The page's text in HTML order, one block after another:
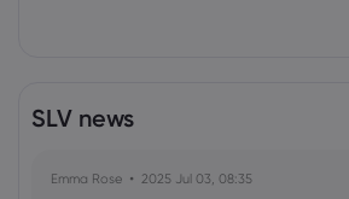
SLV news
Emma Rose 2025 Jul 03, 08:35